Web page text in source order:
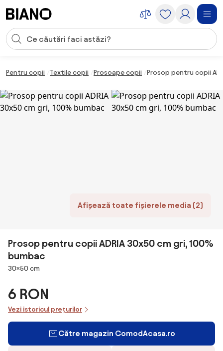
Introducerea căutării
Pentru copii Textile copii Prosoape copii Prosop pentru copii
Afișează toate fișierele media (2)
Prosop pentru copii ADRIA 30x50 cm gri, 100%
bumbac
Dimensiuni
30×50 cm
6 RON
Vezi istoricul prețurilor
Către magazin ComodAcasa.ro